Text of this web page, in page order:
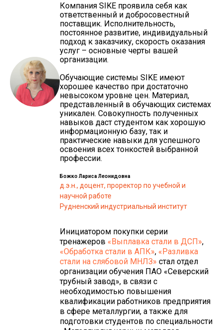
Компания SIKE проявила себя как
ответственный и добросовестный
поставщик. Исполнительность,
постоянное развитие, индивидуальный
подход к заказчику, скорость оказания
услуг – основные черты вашей
организации.
Обучающие системы SIKE имеют
хорошее качество при достаточно
невысоком уровне цен. Материал,
представленный в обучающих системах
уникален. Совокупность полученных
навыков даст студентом как хорошую
информационную базу, так и
практические навыки для успешного
освоения всех тонкостей выбранной
профессии.
Божко Лариса Леонидовна
д.э.н., доцент, проректор по учебной и
научной работе
Рудненский индустриальный институт
Инициатором покупки серии
тренажеров «Выплавка стали в ДСП»,
«Обработка стали в АПК», «Разливка
стали на слябовой МНЛЗ» стал отдел
организации обучения ПАО «Северский
трубный завод», в связи с
необходимостью повышения
квалификации работников предприятия
в сфере металлургии, а также для
подготовки студентов по специальности